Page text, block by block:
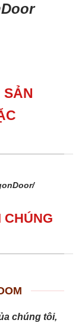
SẢN
CHÚNG
chúng tôi,